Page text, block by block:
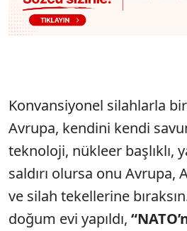
Konvansiyonel silahlarla
Avrupa, kendini kendi
teknoloji, nükleer başlıklı,
saldırı olursa onu Avrupa,
ve silah tekellerine
doğum evi yapıldı,